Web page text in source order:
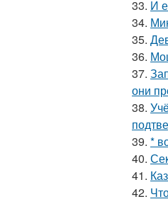
33. И
34.
35.
36.
37.
они
38.
39. *
40.
41.
42.